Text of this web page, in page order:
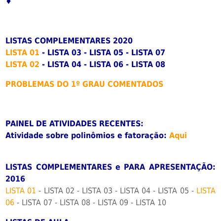
LISTAS COMPLEMENTARES 2020
LISTA 01 - LISTA 03 - LISTA 05 - LISTA 07
LISTA 02 - LISTA 04 - LISTA 06 - LISTA 08
PROBLEMAS DO 1º GRAU COMENTADOS
PAINEL DE ATIVIDADES RECENTES:
Atividade sobre polinômios e fatoração:Aqui
LISTAS COMPLEMENTARES e PARA APRESENTAÇÃO:
2016
LISTA 01 - LISTA 02 - LISTA 03 - LISTA 04 - LISTA 05 - LISTA
06 - LISTA 07 - LISTA 08 - LISTA 09 - LISTA 10